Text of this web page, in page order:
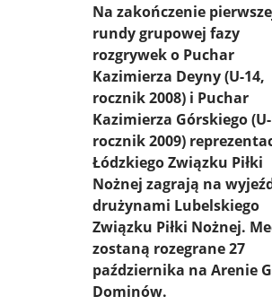
Na zakończenie
rundy grupowej fazy
rozgrywek o Puchar
Kazimierza Deyny (U-14,
rocznik 2008) i Puchar
Kazimierza Górskiego
rocznik 2009)
Łódzkiego Związku Piłki
Nożnej zagrają na
drużynami Lubelskiego
Związku Piłki Nożnej.
zostaną rozegrane 27
października na Arenie
Dominów.